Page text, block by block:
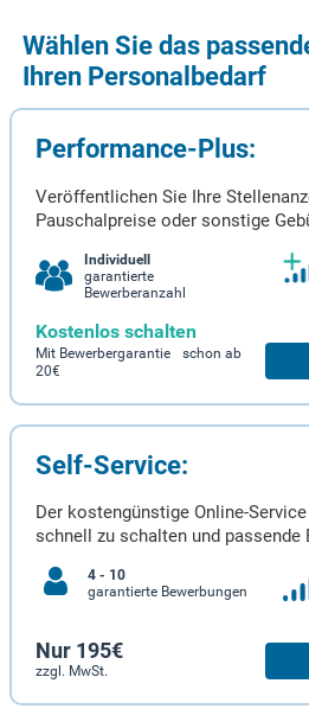
Wählen Sie das
Ihren Personalbedarf
Performance-Plus:
Veröffentlichen Sie Ihre
Pauschalpreise oder sonstige
Individuell
garantierte
Bewerberanzahl
Kostenlos schalten
Mit Bewerbergarantie schon ab
20€
Self-Service:
Der kostengünstige Online-
schnell zu schalten und passende
4 - 10
garantierte Bewerbungen
Nur 195€
zzgl. MwSt.